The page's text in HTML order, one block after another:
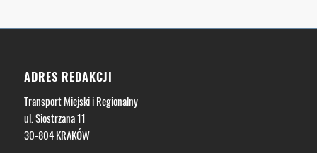
ADRES REDAKCJI
Transport Miejski i Regionalny
ul. Siostrzana 11
30-804 KRAKÓW